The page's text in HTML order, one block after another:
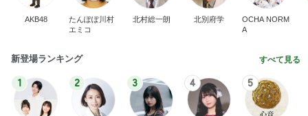
AKB48
たんぽぽ川村
エミコ
北村総一朗 北別府学
OCHA NORM
A
新登場ランキング すべて見る
1 2 3 4 5